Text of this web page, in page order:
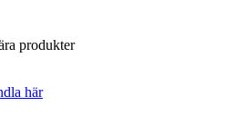
produkter
här